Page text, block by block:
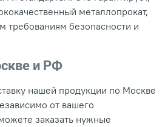
металлопрокат,
требованиям безопасности и
и РФ
нашей продукции по Москве
от вашего
заказать нужные